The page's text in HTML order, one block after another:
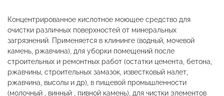
Концентрированное кислотное моющее средство для
очистки различных поверхностей от минеральных
загрязнений. Применяется в клининге (водный, мочевой
камень, ржавчина), для уборки помещений после
строительных и ремонтных работ (остатки цемента, бетона,
ржавчины, строительных замазок, известковый налет,
ржавчина, высолы и др), в пищевой промышленности
(молочный , винный , пивной камень), для чистки элементов